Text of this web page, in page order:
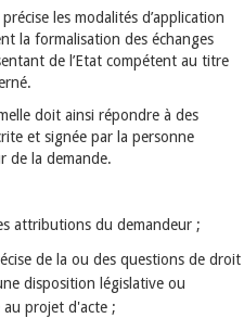
précise les modalités d’application
la formalisation des échanges
de l’Etat compétent au titre
doit ainsi répondre à des
et signée par la personne
de la demande.
attributions du demandeur ;
de la ou des questions de droit
disposition législative ou
au projet d'acte ;